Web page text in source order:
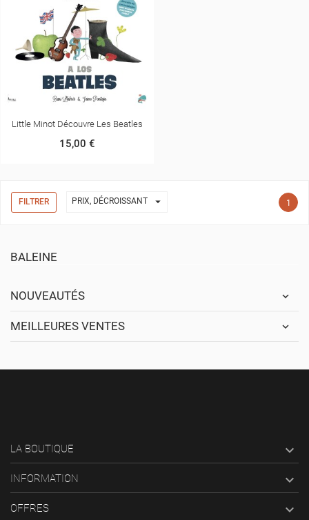
BALEINE
NOUVEAUTÉS
MEILLEURES VENTES
Little Minot Découvre Les Beatles
15,00 €
FILTRER PRIX, DÉCROISSANT  1
LA BOUTIQUE 
INFORMATION 
OFFRES 